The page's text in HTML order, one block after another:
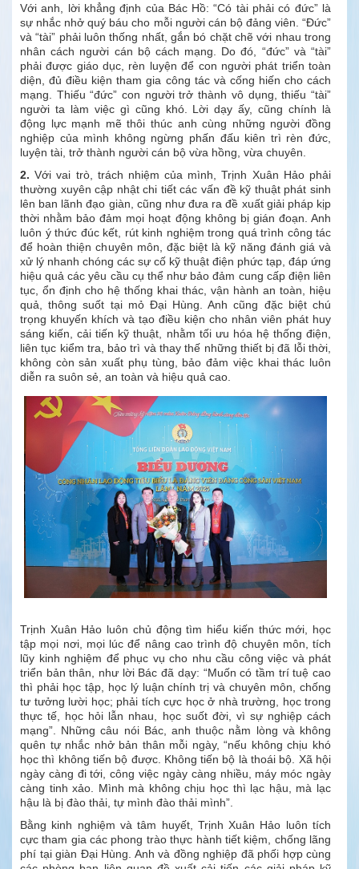
Với anh, lời khẳng định của Bác Hồ: “Có tài phải có đức” là
sự nhắc nhở quý báu cho mỗi người cán bộ đảng viên. “Đức”
và “tài” phải luôn thống nhất, gắn bó chặt chẽ với nhau trong
nhân cách người cán bộ cách mạng. Do đó, “đức” và “tài”
phải được giáo dục, rèn luyện để con người phát triển toàn
diện, đủ điều kiện tham gia công tác và cống hiến cho cách
mạng. Thiếu “đức” con người trở thành vô dụng, thiếu “tài”
người ta làm việc gì cũng khó. Lời dạy ấy, cũng chính là
động lực mạnh mẽ thôi thúc anh cùng những người đồng
nghiệp của mình không ngừng phấn đấu kiên trì rèn đức,
luyện tài, trở thành người cán bộ vừa hồng, vừa chuyên.
2.Với vai trò, trách nhiệm của mình, Trịnh Xuân Hảo phải
thường xuyên cập nhật chi tiết các vấn đề kỹ thuật phát sinh
lên ban lãnh đạo giàn, cũng như đưa ra đề xuất giải pháp kịp
thời nhằm bảo đảm mọi hoạt động không bị gián đoạn. Anh
luôn ý thức đúc kết, rút kinh nghiệm trong quá trình công tác
để hoàn thiện chuyên môn, đặc biệt là kỹ năng đánh giá và
xử lý nhanh chóng các sự cố kỹ thuật điện phức tạp, đáp ứng
hiệu quả các yêu cầu cụ thể như bảo đảm cung cấp điện liên
tục, ổn định cho hệ thống khai thác, vận hành an toàn, hiệu
quả, thông suốt tại mỏ Đại Hùng. Anh cũng đặc biệt chú
trọng khuyến khích và tạo điều kiện cho nhân viên phát huy
sáng kiến, cải tiến kỹ thuật, nhằm tối ưu hóa hệ thống điện,
liên tục kiểm tra, bảo trì và thay thế những thiết bị đã lỗi thời,
không còn sản xuất phụ tùng, bảo đảm việc khai thác luôn
diễn ra suôn sẻ, an toàn và hiệu quả cao.
Trịnh Xuân Hảo luôn chủ động tìm hiểu kiến thức mới, học
tập mọi nơi, mọi lúc để nâng cao trình độ chuyên môn, tích
lũy kinh nghiệm để phục vụ cho nhu cầu công việc và phát
triển bản thân, như lời Bác đã dạy: “Muốn có tầm trí tuệ cao
thì phải học tập, học lý luận chính trị và chuyên môn, chống
tư tưởng lười học; phải tích cực học ở nhà trường, học trong
thực tế, học hỏi lẫn nhau, học suốt đời, vì sự nghiệp cách
mạng”. Những câu nói Bác, anh thuộc nằm lòng và không
quên tự nhắc nhở bản thân mỗi ngày, “nếu không chịu khó
học thì không tiến bộ được. Không tiến bộ là thoái bộ. Xã hội
ngày càng đi tới, công việc ngày càng nhiều, máy móc ngày
càng tinh xảo. Mình mà không chịu học thì lạc hậu, mà lạc
hậu là bị đào thải, tự mình đào thải mình”.
Bằng kinh nghiệm và tâm huyết, Trịnh Xuân Hảo luôn tích
cực tham gia các phong trào thực hành tiết kiệm, chống lãng
phí tại giàn Đại Hùng. Anh và đồng nghiệp đã phối hợp cùng